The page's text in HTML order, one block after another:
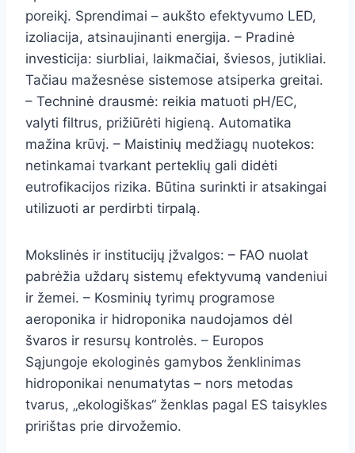
poreikį. Sprendimai – aukšto efektyvumo LED,
izoliacija, atsinaujinanti energija. – Pradinė
investicija: siurbliai, laikmačiai, šviesos, jutikliai.
Tačiau mažesnėse sistemose atsiperka greitai.
– Techninė drausmė: reikia matuoti pH/EC,
valyti filtrus, prižiūrėti higieną. Automatika
mažina krūvį. – Maistinių medžiagų nuotekos:
netinkamai tvarkant perteklių gali didėti
eutrofikacijos rizika. Būtina surinkti ir atsakingai
utilizuoti ar perdirbti tirpalą.
Mokslinės ir institucijų įžvalgos: – FAO nuolat
pabrėžia uždarų sistemų efektyvumą vandeniui
ir žemei. – Kosminių tyrimų programose
aeroponika ir hidroponika naudojamos dėl
švaros ir resursų kontrolės. – Europos
Sąjungoje ekologinės gamybos ženklinimas
hidroponikai nenumatytas – nors metodas
tvarus, „ekologiškas“ ženklas pagal ES taisykles
pririštas prie dirvožemio.